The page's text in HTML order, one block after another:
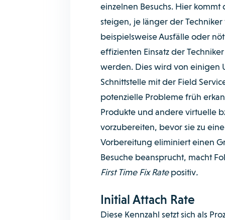
einzelnen Besuchs. Hier kommt
steigen, je länger der
beispielsweise Ausfälle oder
effizienten Einsatz der
werden. Dies wird von einigen
Schnittstelle mit der Field
potenzielle Probleme früh
Produkte und andere virtuelle
vorzubereiten, bevor sie zu
Vorbereitung eliminiert einen
Besuche beansprucht, macht
First Time Fix Ratepositiv.
Initial Attach Rate
Diese Kennzahl setzt sich als